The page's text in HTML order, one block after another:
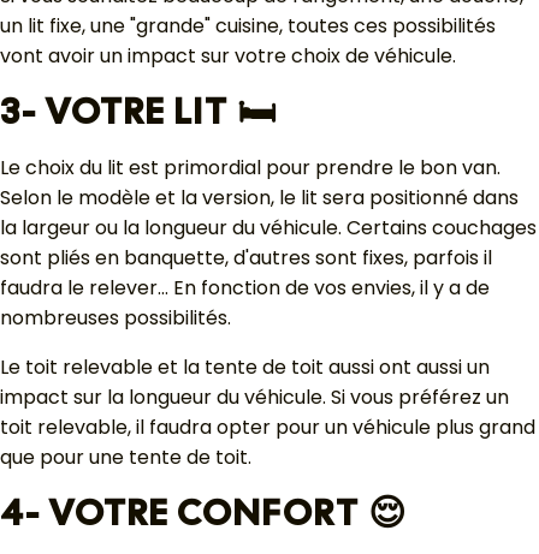
un lit fixe, une "grande" cuisine, toutes ces possibilités
vont avoir un impact sur votre choix de véhicule.
3- VOTRE LIT 🛏️
Le choix du lit est primordial pour prendre le bon van.
Selon le modèle et la version, le lit sera positionné dans
la largeur ou la longueur du véhicule. Certains couchages
sont pliés en banquette, d'autres sont fixes, parfois il
faudra le relever... En fonction de vos envies, il y a de
nombreuses possibilités.
Le toit relevable et la tente de toit aussi ont aussi un
impact sur la longueur du véhicule. Si vous préférez un
toit relevable, il faudra opter pour un véhicule plus grand
que pour une tente de toit.
4- VOTRE CONFORT 😌